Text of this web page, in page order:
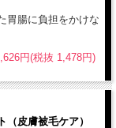
胃腸に負担をかけな
円(税抜 1,478円)
皮膚被毛ケア）